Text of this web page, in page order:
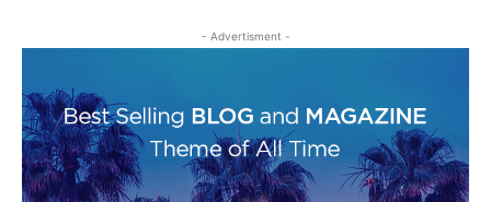
- Advertisment -